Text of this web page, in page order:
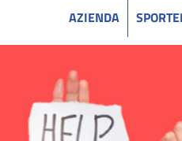
AZIENDA